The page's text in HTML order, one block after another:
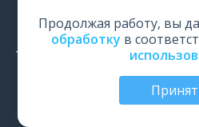
Поверка и калибровка
ЭМГ
ИОМ
© Все права защищены | ООО
Продолжая работу, вы
обработку в